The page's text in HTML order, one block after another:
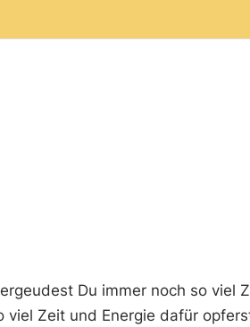
Du immer noch so viel
Zeit und Energie dafür